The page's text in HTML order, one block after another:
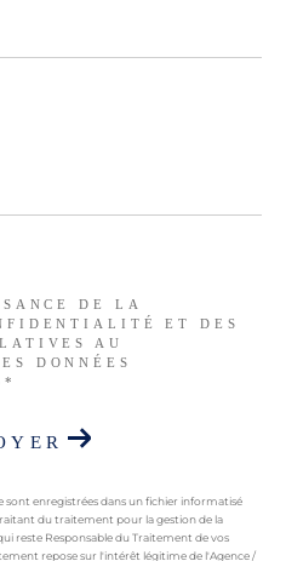
DE LA
ET DES
AU
DONNÉES
sont enregistrées dans un fichier informatisé
du traitement pour la gestion de la
reste Responsable du Traitement de vos
repose sur l'intérêt légitime de l'Agence /